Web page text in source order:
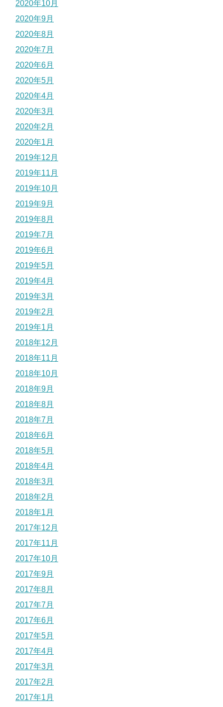
2020年10月
2020年9月
2020年8月
2020年7月
2020年6月
2020年5月
2020年4月
2020年3月
2020年2月
2020年1月
2019年12月
2019年11月
2019年10月
2019年9月
2019年8月
2019年7月
2019年6月
2019年5月
2019年4月
2019年3月
2019年2月
2019年1月
2018年12月
2018年11月
2018年10月
2018年9月
2018年8月
2018年7月
2018年6月
2018年5月
2018年4月
2018年3月
2018年2月
2018年1月
2017年12月
2017年11月
2017年10月
2017年9月
2017年8月
2017年7月
2017年6月
2017年5月
2017年4月
2017年3月
2017年2月
2017年1月